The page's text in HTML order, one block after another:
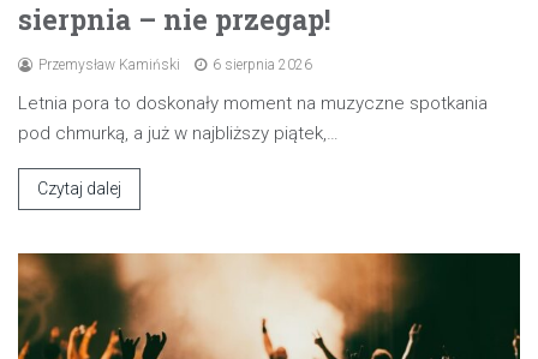
sierpnia – nie przegap!
Przemysław Kamiński 6 sierpnia 2026
Letnia pora to doskonały moment na muzyczne spotkania
pod chmurką, a już w najbliższy piątek,…
Czytaj dalej